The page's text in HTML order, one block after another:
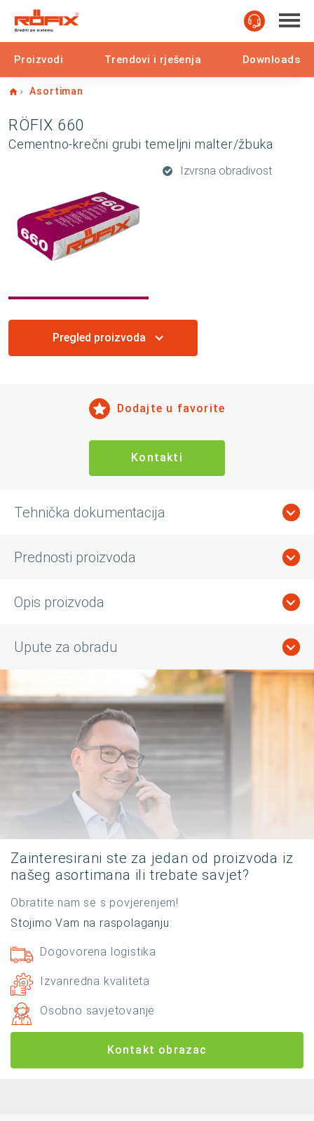
Proizvodi Trendovi i rješenja Downloads
Home
Asortiman
RÖFIX 660
Cementno-krečni grubi temeljni malter/žbuka
Izvrsna obradivost
Pregled proizvoda
Dodajte u favorite
Kontakti
Tehnička dokumentacija
Prednosti proizvoda
Opis proizvoda
Upute za obradu
Zainteresirani ste za jedan od proizvoda iz
našeg asortimana ili trebate savjet?
Obratite nam se s povjerenjem!
Stojimo Vam na raspolaganju:
Dogovorena logistika
Izvanredna kvaliteta
Osobno savjetovanje
Kontakt obrazac